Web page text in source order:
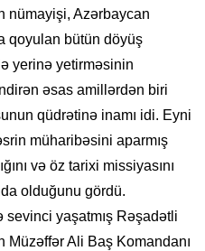
nümayişi, Azərbaycan
qoyulan bütün döyüş
yerinə yetirməsinin
əsas amillərdən biri
qüdrətinə inamı idi. Eyni
müharibəsini aparmış
və öz tarixi missiyasını
olduğunu gördü.
sevinci yaşatmış Rəşadətli
Müzəffər Ali Baş Komandanı